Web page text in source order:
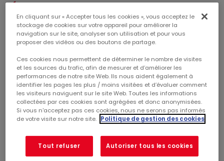
RÉSULTATS SEMESTRIELS 2021
Un bilan solide et un recul limité des valeurs
38,3% hors droits, valeur du patrimoine à 3 186 M€
droits inclus, -2,2% sur 6 mois. Taux de rendement
moyen des expertises à 5,74%, ANR EPRA NDV en baisse
de -6,8% sur 6 mois à 17,17 €/action
Une activité proche des niveaux de 2019 et une
évolution favorable du chiffre d’affaires des
commerçants : la fréquentation entre la réouverture
des commerces le 19 mai et le 30 juin 2021, atteint 91%
d’affaires des commerçants pour le mois de mai
progresse de +8,4% vs. 2020 et celui de juin de +5,6%
En cliquant sur « Accepter tous les cookies », vous acceptez le
stockage de cookies sur votre appareil pour améliorer la
navigation sur le site, analyser son utilisation et pour vous
proposer des vidéos ou des boutons de partage.
Ces cookies nous permettent de déterminer le nombre de visites
et les sources du trafic, afin de mesurer et d’améliorer les
performances de notre site Web. Ils nous aident également à
identifier les pages les plus / moins visitées et d’évaluer comment
les visiteurs naviguent sur le site Web. Toutes les informations
collectées par ces cookies sont agrégées et donc anonymisées.
Si vous n'acceptez pas ces cookies, nous ne serons pas informés
de votre visite sur notre site. Politique de gestion des cookies
Tout refuser Autoriser tous les cookies